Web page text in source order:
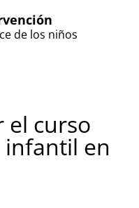
de los niños
el curso
en